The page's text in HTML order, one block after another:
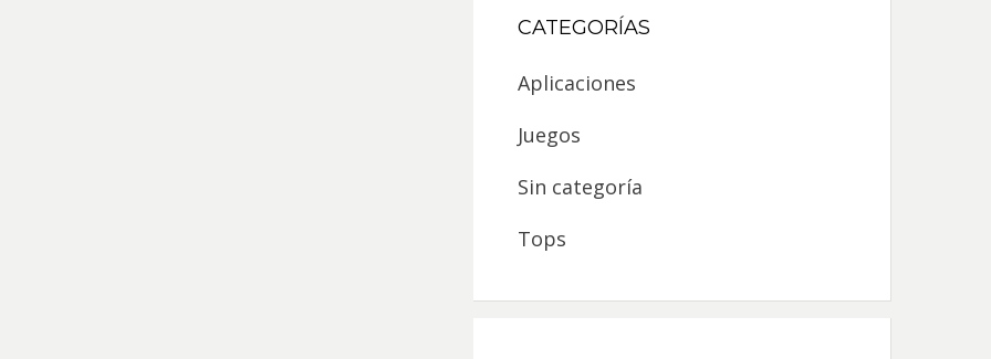
CATEGORÍAS
Aplicaciones
Juegos
Sin categoría
Tops